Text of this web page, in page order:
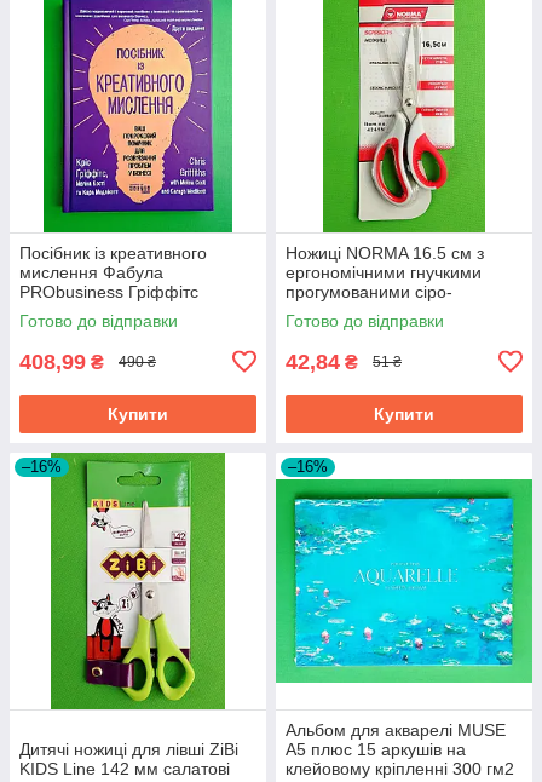
Посібник із креативного
мислення Фабула
PRObusiness Гріффітс
фіолетова
Готово до відправки
408,99 ₴ 490 ₴
Купити
Ножиці NORMA 16.5 см з
ергономічними гнучкими
прогумованими сіро-
червоними ручками 1.8 мм
Готово до відправки
42,84 ₴ 51 ₴
Купити
–16%
Дитячі ножиці для лівші ZiBi
KIDS Line 142 мм салатові
–16%
Альбом для акварелі MUSE
A5 плюс 15 аркушів на
клейовому кріпленні 300 гм2